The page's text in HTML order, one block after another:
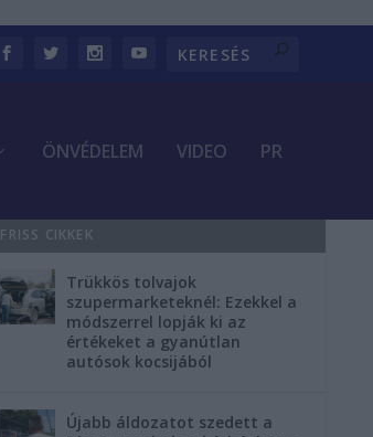
ÖNVÉDELEM VIDEO PR
FRISS CIKKEK
Trükkös tolvajok
szupermarketeknél: Ezekkel a
módszerrel lopják ki az
értékeket a gyanútlan
autósok kocsijából
Újabb áldozatot szedett a